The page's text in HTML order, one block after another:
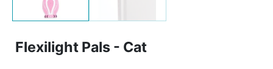
Flexilight Pals - Cat